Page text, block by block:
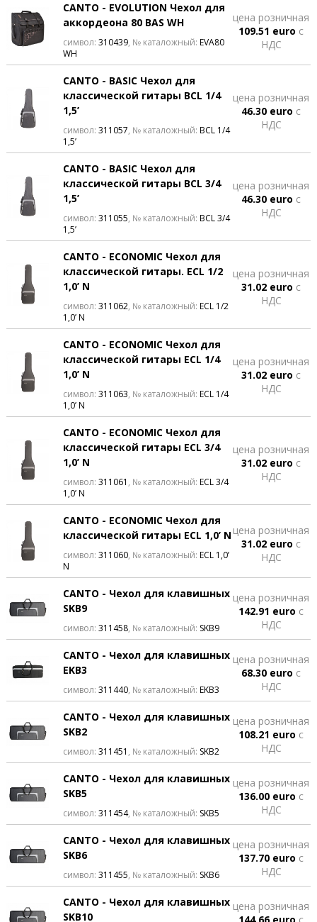
CANTO - EVOLUTION Чехол для
аккордеона 80 BAS WH
символ: 310439, № каталожный: EVA80
WH
цена розничная
109.51 euro с
НДС
CANTO - BASIC Чехол для
классической гитары BCL 1/4
1,5’
символ: 311057, № каталожный: BCL 1/4
1,5’
цена розничная
46.30 euro с
НДС
CANTO - BASIC Чехол для
классической гитары BCL 3/4
1,5’
символ: 311055, № каталожный: BCL 3/4
1,5’
цена розничная
46.30 euro с
НДС
CANTO - ECONOMIC Чехол для
классической гитары. ECL 1/2
1,0’ N
символ: 311062, № каталожный: ECL 1/2
1,0’ N
цена розничная
31.02 euro с
НДС
CANTO - ECONOMIC Чехол для
классической гитары ECL 1/4
1,0’ N
символ: 311063, № каталожный: ECL 1/4
1,0’ N
цена розничная
31.02 euro с
НДС
CANTO - ECONOMIC Чехол для
классической гитары ECL 3/4
1,0’ N
символ: 311061 , № каталожный: ECL 3/4
1,0’ N
цена розничная
31.02 euro с
НДС
CANTO - ECONOMIC Чехол для
классической гитары ECL 1,0’ N
символ: 311060, № каталожный: ECL 1,0’
N
цена розничная
31.02 euro с
НДС
CANTO - Чехол для клавишных
SKB9
символ: 311458, № каталожный: SKB9
цена розничная
142.91 euro с
НДС
CANTO - Чехол для клавишных
EKB3
символ: 311440, № каталожный: EKB3
цена розничная
68.30 euro с
НДС
CANTO - Чехол для клавишных
SKB2
символ: 311451 , № каталожный: SKB2
цена розничная
108.21 euro с
НДС
CANTO - Чехол для клавишных
SKB5
символ: 311454, № каталожный: SKB5
цена розничная
136.00 euro с
НДС
CANTO - Чехол для клавишных
SKB6
символ: 311455, № каталожный: SKB6
цена розничная
137.70 euro с
НДС
CANTO - Чехол для клавишных
SKB10
цена розничная